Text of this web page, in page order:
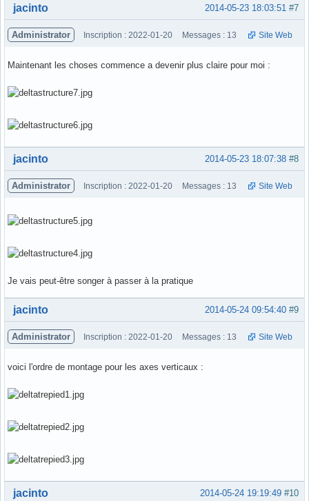
Hors ligne #7
2014-05-23 18:03:51
jacinto
Administrator Inscription : 2022-01-20 Messages : 13 Site Web
Maintenant les choses commence a devenir plus claire pour moi :
Hors ligne #8
2014-05-23 18:07:38
jacinto
Administrator Inscription : 2022-01-20 Messages : 13 Site Web
Je vais peut-être songer à passer à la pratique
Hors ligne #9
2014-05-24 09:54:40
jacinto
Administrator Inscription : 2022-01-20 Messages : 13 Site Web
voici l'ordre de montage pour les axes verticaux :
Hors ligne #10
2014-05-24 19:19:49
jacinto